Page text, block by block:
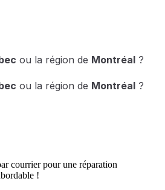
ou la région de Montréal?
ou la région de Montréal?
courrier pour une réparation
!